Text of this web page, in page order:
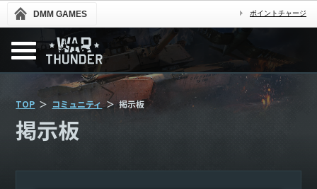
DMM GAMES ポイントチャージ
TOP コミュニティ 掲示板
掲示板